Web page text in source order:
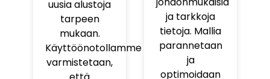
uusia alustoja
tarpeen
mukaan.
Käyttöönotollamme
varmistetaan,
ja tarkkoja
tietoja. Mallia
parannetaan
ja
optimoidaan